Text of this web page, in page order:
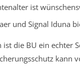
ist
und Signal Iduna
die BU ein echter
kann